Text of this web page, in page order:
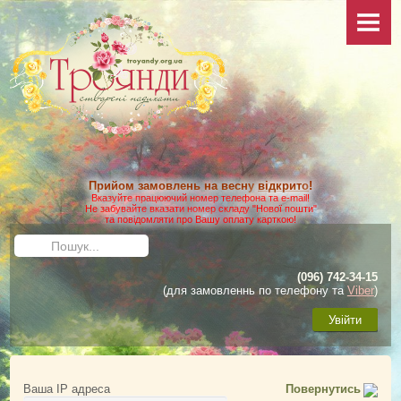
НОВИНИ
ПРО САЙТ
КОЛЕКЦІЯ
ФОТО
Ваші фото
Додаткові фото
КАТАЛОГ
Умови виконання замовлення
Доставка та оплата
Як зробити замовлення
Загальні матеріали
Прийом замовлень на веснувідкрито!
Вказуйте працюючий номер телефона та e-mail!
Не забувайте вказати номер складу "Нової пошти"
та повідомляти про Вашу оплату карткою!
Пошук...
(096) 742-34-15
(для замовленнь по телефону та Viber)
Увійти
Повернутись
Ваша IP адреса